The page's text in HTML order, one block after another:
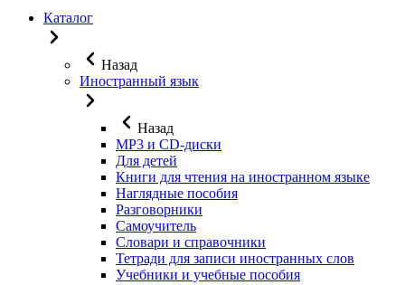
Каталог
Назад
Иностранный язык
Назад
MP3 и CD-диски
Для детей
Книги для чтения на иностранном языке
Наглядные пособия
Разговорники
Самоучитель
Словари и справочники
Тетради для записи иностранных слов
Учебники и учебные пособия